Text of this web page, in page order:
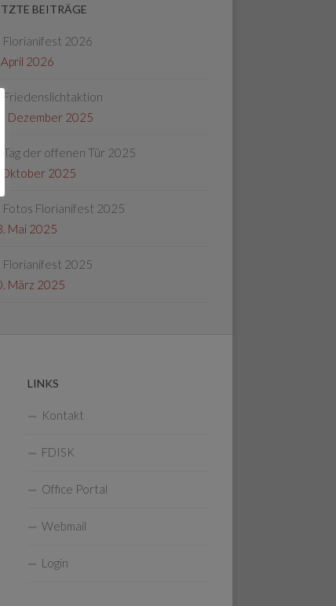
BEITRÄGE
Florianifest 2026
April 2026
Friedenslichtaktion
Dezember 2025
Tag der offenen Tür 2025
Oktober 2025
Fotos Florianifest 2025
Mai 2025
Florianifest 2025
März 2025
LINKS
Kontakt
FDISK
Office Portal
Webmail
Login